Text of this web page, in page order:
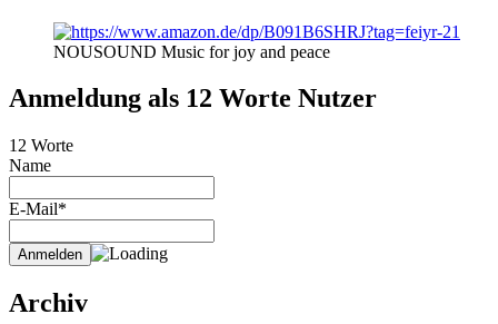
NOUSOUND Music for joy and peace
Anmeldung als 12 Worte Nutzer
12 Worte
Name
E-Mail*
Archiv